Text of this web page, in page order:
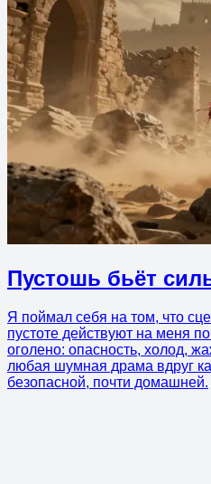
Пустошь бьёт
Я поймал себя на том, что
пустоте действуют на меня
оголено: опасность, холод,
любая шумная драма вдруг
безопасной, почти домашней.